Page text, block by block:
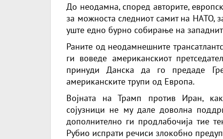
До неодамна, според авторите,
за можноста следниот самит на НАТО,
уште едно бурно собирање на
Раните од неодамнешните
ги воведе американскиот
принуди Данска да го предаде
американските трупи од Европа.
Војната на Трамп против Иран,
сојузници не му дале доволна
дополнително ги продлабочија тие
Рубио испрати речиси злокобно